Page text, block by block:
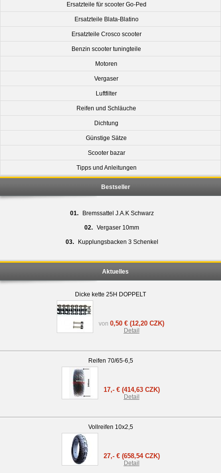
Ersatzteile für scooter Go-Ped
Ersatzteile Blata-Blatino
Ersatzteile Crosco scooter
Benzin scooter tuningteile
Motoren
Vergaser
Luftfilter
Reifen und Schläuche
Dichtung
Günstige Sätze
Scooter bazar
Tipps und Anleitungen
Bestseller
01. Bremssattel J.A.K Schwarz
02. Vergaser 10mm
03. Kupplungsbacken 3 Schenkel
Aktuelles
Dicke kette 25H DOPPELT
von 0,50 € (12,20 CZK)
Detail
Reifen 70/65-6,5
17,- € (414,63 CZK)
Detail
Vollreifen 10x2,5
27,- € (658,54 CZK)
Detail